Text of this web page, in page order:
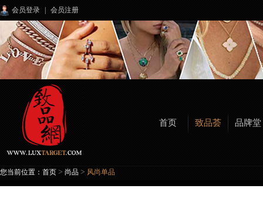
会员登录 会员注册
首页 致品荟 品牌堂
您当前位置： 首页 > 尚品 > 风尚单品